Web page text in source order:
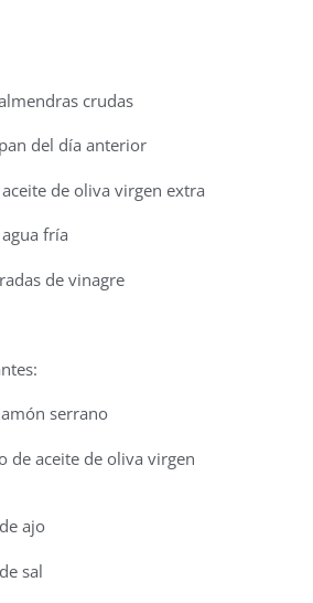
crudas
del día anterior
de oliva virgen extra
fría
de vinagre
serrano
de aceite de oliva virgen
ajo
sal